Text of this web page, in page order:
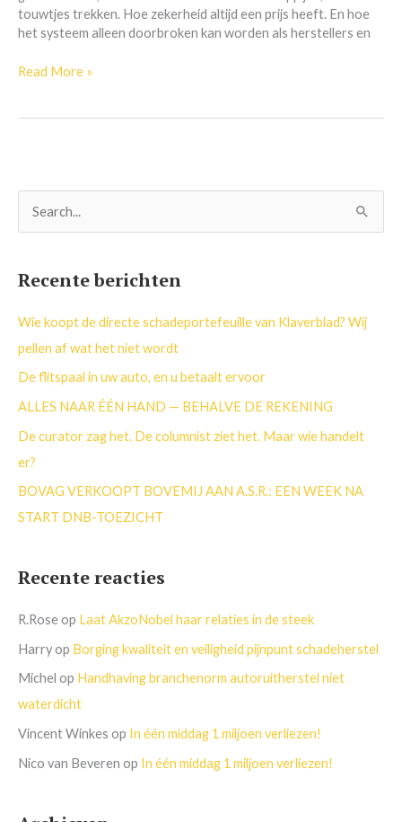
touwtjes trekken. Hoe zekerheid altijd een prijs heeft. En hoe
het systeem alleen doorbroken kan worden als herstellers en
handelt
er?
Read More »
n
a
a
r
Recente berichten
Wie koopt de directe schadeportefeuille van Klaverblad? Wij
pellen af wat het niet wordt
De flitspaal in uw auto, en u betaalt ervoor
ALLES NAAR ÉÉN HAND — BEHALVE DE REKENING
De curator zag het. De columnist ziet het. Maar wie handelt
er?
BOVAG VERKOOPT BOVEMIJ AAN A.S.R.: EEN WEEK NA
START DNB-TOEZICHT
Recente reacties
R.Roseop Laat AkzoNobel haar relaties in de steek
Harryop Borging kwaliteit en veiligheid pijnpunt schadeherstel
Michel op Handhaving branchenorm autoruitherstel niet
waterdicht
Vincent Winkes op In één middag 1 miljoen verliezen!
Nico van Beveren op In één middag 1 miljoen verliezen!